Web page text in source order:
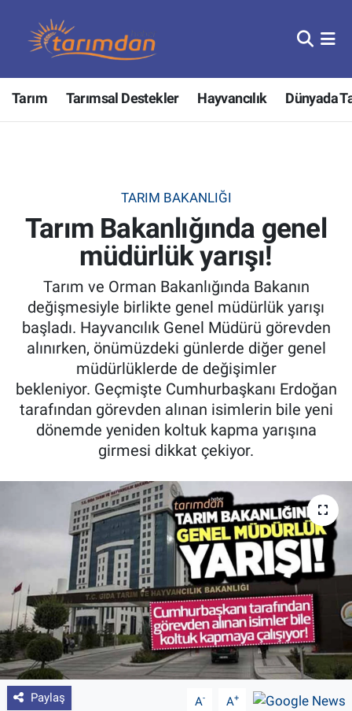
Tarım Tarımsal Destekler Hayvancılık Dünyada
TARIM BAKANLIĞI
Tarım Bakanlığında genel
müdürlük yarışı!
Tarım ve Orman Bakanlığında Bakanın
değişmesiyle birlikte genel müdürlük yarışı
başladı. Hayvancılık Genel Müdürü görevden
alınırken, önümüzdeki günlerde diğer genel
müdürlüklerde de değişimler
bekleniyor. Geçmişte Cumhurbaşkanı Erdoğan
tarafından görevden alınan isimlerin bile yeni
dönemde yeniden koltuk kapma yarışına
girmesi dikkat çekiyor.
Paylaş A- A+
Tarım
Hayvancılık
Tarımsal Destekler
Tarım Bakanlığı
TZOB
Tarım Kredi Kooperatifleri
Pankobirlik
Et fiyatları
Tarım Bilgisi
Yetiştirici Soruyor
Dünyada Tarım
Üretici Birlikleri
Şeker ve Şekerli Mamüller
Tahıllar ve Baklagiller
Tohum
Nöbetçi Eczaneler
Hava Durumu
Tüm Manşetler
Son Dakika Haberleri
Haber Arşivi